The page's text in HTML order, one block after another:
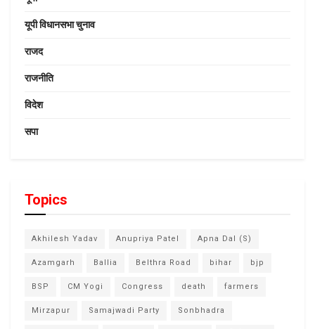
यूपी विधानसभा चुनाव
राजद
राजनीति
विदेश
सपा
Topics
Akhilesh Yadav Anupriya Patel Apna Dal (S)
Azamgarh Ballia Belthra Road bihar bjp
BSP CM Yogi Congress death farmers
Mirzapur Samajwadi Party Sonbhadra